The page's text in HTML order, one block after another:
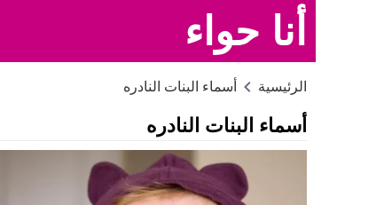
أنا حواء
الرئيسية أسماء البنات النادره
أسماء البنات النادره